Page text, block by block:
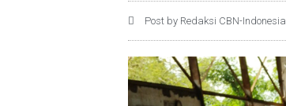
Post by Redaksi CBN-Indonesia